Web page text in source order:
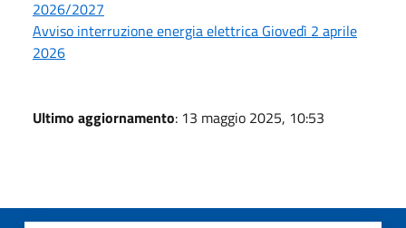
2026/2027
Avviso interruzione energia elettrica Giovedì 2 aprile
2026
Ultimo aggiornamento: 13 maggio 2025, 10:53